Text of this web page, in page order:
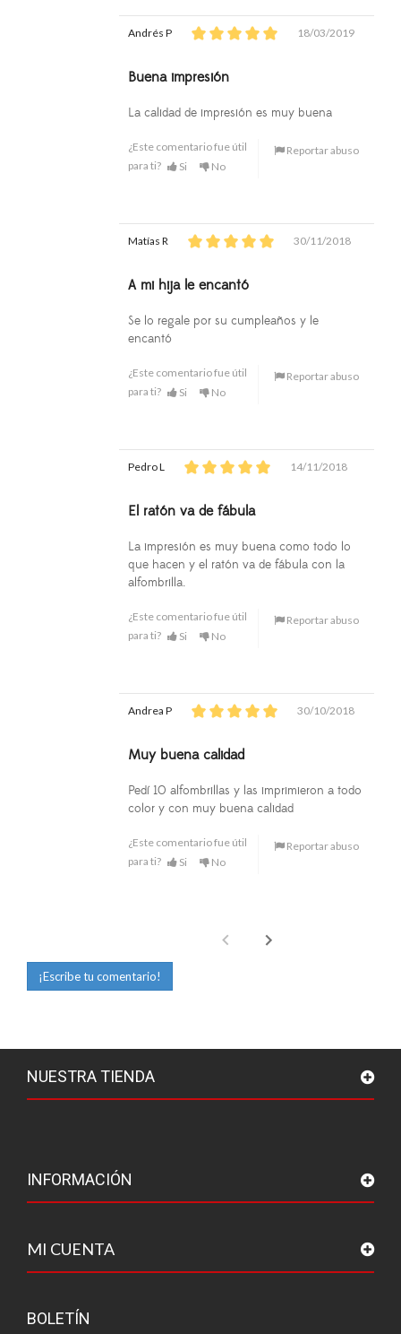
Andrés P 18/03/2019
Buena impresión
La calidad de impresión es muy buena
¿Este comentario fue útil
para ti?
Si No
Reportar abuso
Matías R 30/11/2018
A mi hija le encantó
Se lo regale por su cumpleaños y le
encantó
¿Este comentario fue útil
para ti?
Si No
Reportar abuso
Pedro L 14/11/2018
El ratón va de fábula
La impresión es muy buena como todo lo
que hacen y el ratón va de fábula con la
alfombrilla.
¿Este comentario fue útil
para ti?
Si No
Reportar abuso
Andrea P 30/10/2018
Muy buena calidad
Pedí 10 alfombrillas y las imprimieron a todo
color y con muy buena calidad
¿Este comentario fue útil
para ti?
Si No
Reportar abuso
¡Escribe tu comentario!
NUESTRA TIENDA
INFORMACIÓN
MI CUENTA
BOLETÍN